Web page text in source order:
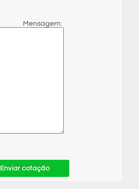
Mensagem:
Enviar cotação